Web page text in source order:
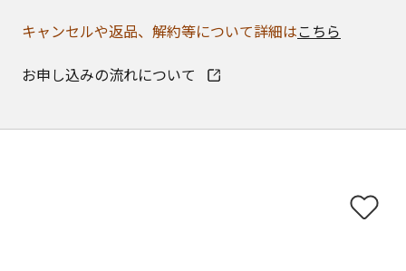
キャンセルや返品、解約等について詳細はこちら
お申し込みの流れについて